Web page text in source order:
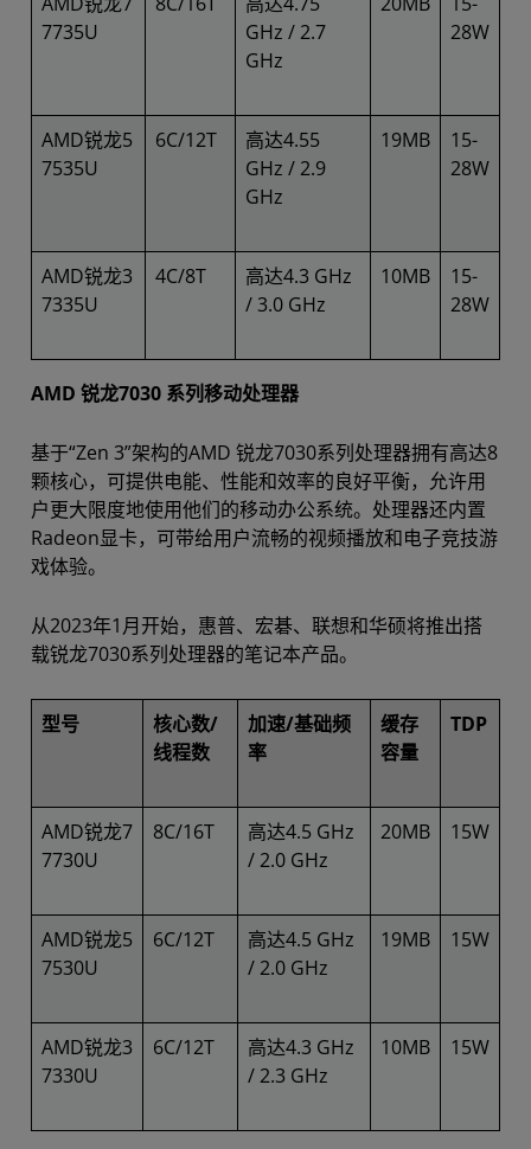
7735U
GHz / 2.7
GHz
28W
AMD锐龙5
7535U
6C/12T
高达4.55
GHz / 2.9
GHz
19MB
15-
28W
AMD锐龙3
7335U
4C/8T
高达4.3 GHz
/ 3.0 GHz
10MB
15-
28W
AMD 锐龙7030 系列移动处理器
基于“Zen 3”架构的AMD 锐龙7030系列处理器拥有高达8
颗核心，可提供电能、性能和效率的良好平衡，允许用
户更大限度地使用他们的移动办公系统。处理器还内置
Radeon显卡，可带给用户流畅的视频播放和电子竞技游
戏体验。
从2023年1月开始，惠普、宏碁、联想和华硕将推出搭
载锐龙7030系列处理器的笔记本产品。
型号
核心数/
线程数
加速/基础频
率
缓存
容量
TDP
AMD锐龙7
7730U
8C/16T
高达4.5 GHz
/ 2.0 GHz
20MB 15W
AMD锐龙5
7530U
6C/12T
高达4.5 GHz
/ 2.0 GHz
19MB 15W
AMD锐龙3
7330U
6C/12T
高达4.3 GHz
/ 2.3 GHz
10MB 15W